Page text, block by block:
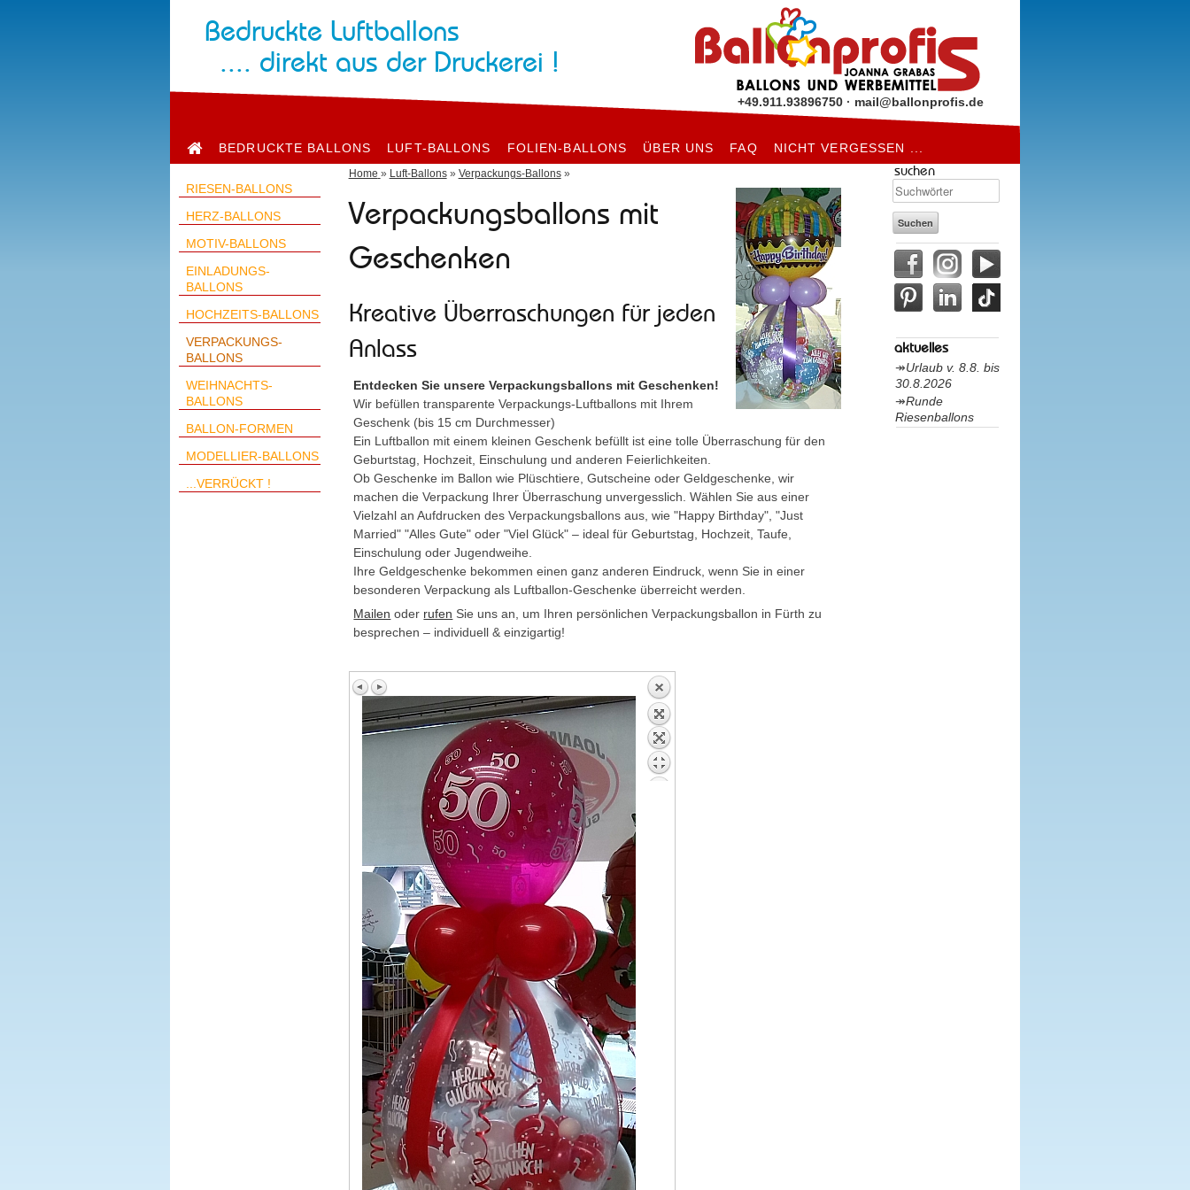
Bedruckte Luftballons
.... direkt aus der Druckerei !
+49.911.93896750· mail@ballonprofis.de
BEDRUCKTE BALLONS LUFT-BALLONS FOLIEN-BALLONS ÜBER UNS FAQ NICHT VERGESSEN ...
RIESEN-BALLONS
HERZ-BALLONS
MOTIV-BALLONS
EINLADUNGS-
BALLONS
HOCHZEITS-BALLONS
VERPACKUNGS-
BALLONS
WEIHNACHTS-
BALLONS
BALLON-FORMEN
MODELLIER-BALLONS
...VERRÜCKT !
Home » Luft-Ballons» Verpackungs-Ballons»
Verpackungsballons mit
Geschenken
Kreative Überraschungen für jeden
Anlass
Entdecken Sie unsere Verpackungsballons mit Geschenken!
Wir befüllen transparente Verpackungs-Luftballons mit Ihrem
Geschenk (bis 15 cm Durchmesser)
Ein Luftballon mit einem kleinen Geschenk befüllt ist eine tolle Überraschung für den
Geburtstag, Hochzeit, Einschulung und anderen Feierlichkeiten.
Ob Geschenke im Ballon wie Plüschtiere, Gutscheine oder Geldgeschenke, wir
machen die Verpackung Ihrer Überraschung unvergesslich. Wählen Sie aus einer
Vielzahl an Aufdrucken des Verpackungsballons aus, wie "Happy Birthday", "Just
Married" "Alles Gute" oder "Viel Glück" – ideal für Geburtstag, Hochzeit, Taufe,
Einschulung oder Jugendweihe.
Ihre Geldgeschenke bekommen einen ganz anderen Eindruck, wenn Sie in einer
besonderen Verpackung als Luftballon-Geschenke überreicht werden.
Mailen oder rufen Sie uns an, um Ihren persönlichen Verpackungsballon in Fürth zu
besprechen – individuell & einzigartig!
suchen
aktuelles
Urlaub v. 8.8. bis
30.8.2026
Runde
Riesenballons